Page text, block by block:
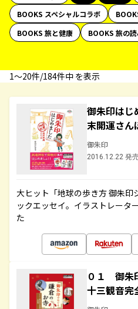
BOOKS スペシャルコラボ
BOOKS 旅と健康
BOOKS 旅の
1〜20件/184件中 を表示
御朱印は
末開運さん
御朱印
2016.12.22 発
大ヒット「地球の歩き方 御朱印
ックエッセイ。イラストレータ
た
０１ 御朱
十三観音